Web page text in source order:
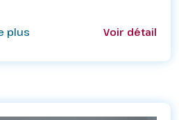
et mettre en œuvre des
plus Voir détail